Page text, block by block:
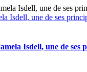
Isdell, une de ses
Isdell, une de ses